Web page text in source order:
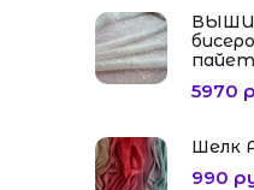
5970
Шелк
990